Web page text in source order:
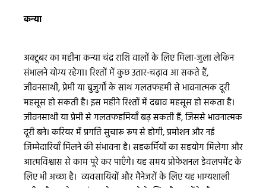
कन्या
अक्टूबर का महीना कन्या चंद्र राशि वालों के लिए मिला-जुला लेकिन
संभालने योग्य रहेगा। रिश्तों में कुछ उतार-चढ़ाव आ सकते हैं,
जीवनसाथी, प्रेमी या बुजुर्गों के साथ गलतफहमी से भावनात्मक दूरी
महसूस हो सकती है। इस महीने रिश्तों में दबाव महसूस हो सकता है।
जीवनसाथी या प्रेमी से गलतफहमियाँ बढ़ सकती हैं, जिससे भावनात्मक
दूरी बने। करियर में प्रगति सुचारू रूप से होगी, प्रमोशन और नई
जिम्मेदारियाँ मिलने की संभावना है। सहकर्मियों का सहयोग मिलेगा और
आत्मविश्वास से काम पूरे कर पाएँगे। यह समय प्रोफेशनल डेवलपमेंट के
लिए भी अच्छा है। व्यवसायियों और मैनेजरों के लिए यह भाग्यशाली